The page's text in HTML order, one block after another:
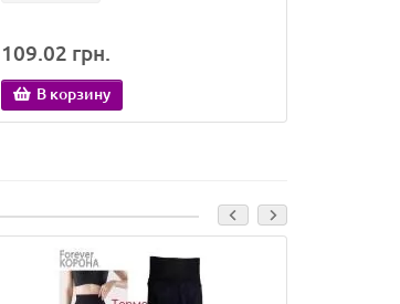
109.02 грн.
В корзину